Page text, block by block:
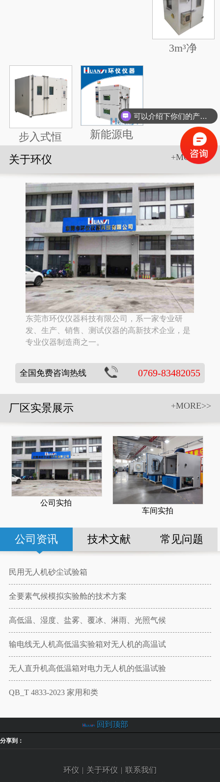
3m³净
步入式恒 新能源电
+MORE>>
关于环仪
东莞市环仪仪器科技有限公司，系一家专业研
发、生产、销售、测试仪器的高新技术企业，是
专业仪器制造商之一。
全国免费咨询热线 0769-83482055
+MORE>>
厂区实景展示
公司实拍
车间实拍
公司资讯 技术文献 常见问题
民用无人机砂尘试验箱
全要素气候模拟实验舱的技术方案
高低温、湿度、盐雾、覆冰、淋雨、光照气候
输电线无人机高低温实验箱对无人机的高温试
无人直升机高低温箱对电力无人机的低温试验
QB_T 4833-2023 家用和类
回到顶部
分享到：
环仪 | 关于环仪 | 联系我们
可以介绍下你们的产品么